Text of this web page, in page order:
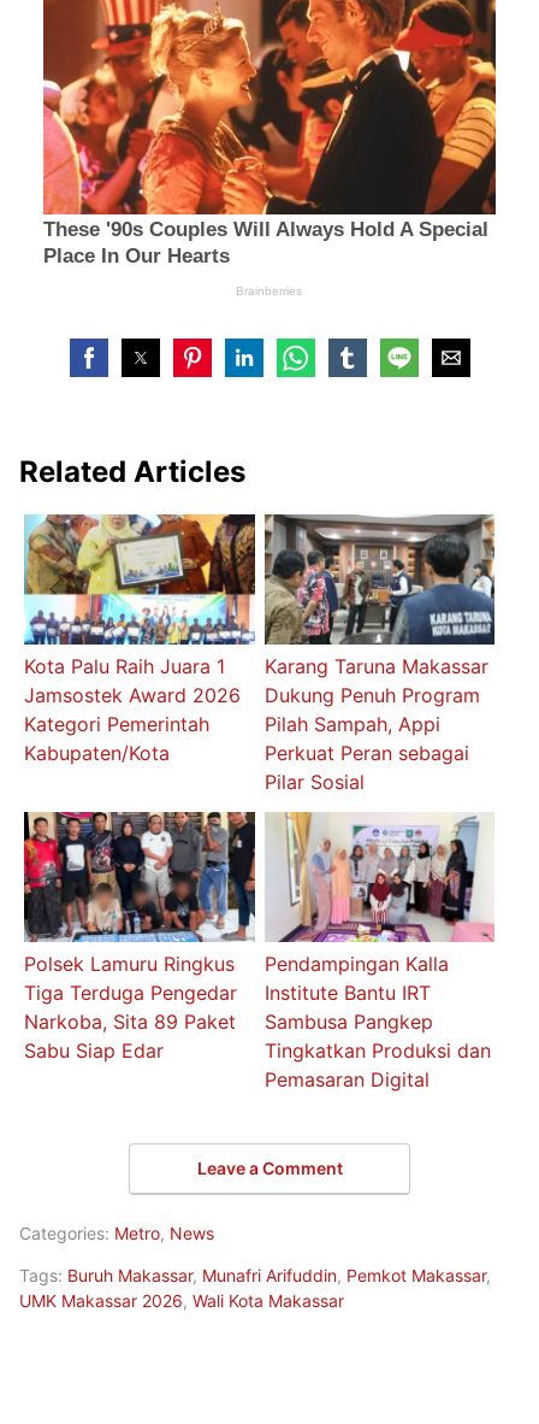
Related Articles
Kota Palu Raih Juara 1
Jamsostek Award 2026
Kategori Pemerintah
Kabupaten/Kota
Karang Taruna Makassar
Dukung Penuh Program
Pilah Sampah, Appi
Perkuat Peran sebagai
Pilar Sosial
Polsek Lamuru Ringkus
Tiga Terduga Pengedar
Narkoba, Sita 89 Paket
Sabu Siap Edar
Pendampingan Kalla
Institute Bantu IRT
Sambusa Pangkep
Tingkatkan Produksi dan
Pemasaran Digital
Leave a Comment
Categories: Metro, News
Tags: Buruh Makassar, Munafri Arifuddin, Pemkot Makassar,
UMK Makassar 2026, Wali Kota Makassar